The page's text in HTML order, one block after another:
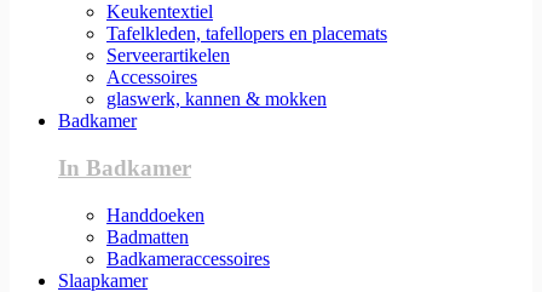
Keukentextiel
Tafelkleden, tafellopers en placemats
Serveerartikelen
Accessoires
glaswerk, kannen & mokken
Badkamer
In Badkamer
Handdoeken
Badmatten
Badkameraccessoires
Slaapkamer